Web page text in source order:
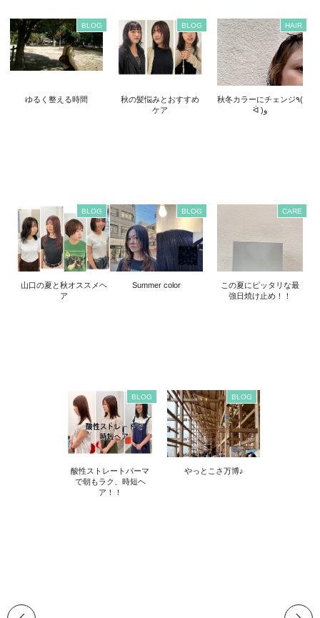
BLOG
ゆるく整える時間
BLOG
秋の髪悩みとおすすめ
ケア
HAIR
秋冬カラーにチェンジ٩(
ᐛ )و
BLOG
山口の夏と秋オススメヘ
ア
BLOG
Summer color
CARE
この夏にピッタリな最
強日焼け止め！！
BLOG
酸性ストレートパーマ
で朝もラク、時短ヘ
ア！！
BLOG
やっとこさ万博♪